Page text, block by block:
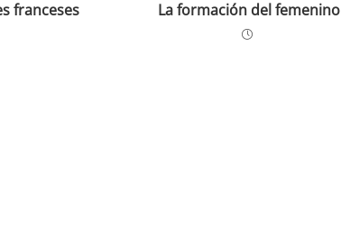
franceses La formación del femenino